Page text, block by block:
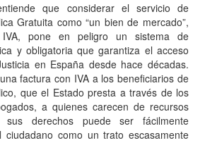
que considerar el servicio de
Gratuita como “un bien de mercado”,
IVA, pone en peligro un sistema de
y obligatoria que garantiza el acceso
en España desde hace décadas.
factura con IVA a los beneficiarios de
que el Estado presta a través de los
a quienes carecen de recursos
sus derechos puede ser fácilmente
ciudadano como un trato escasamente